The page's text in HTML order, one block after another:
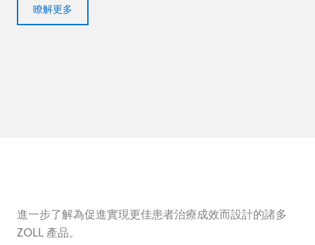
瞭解更多
進一步了解為促進實現更佳患者治療成效而設計的諸多
ZOLL 產品。